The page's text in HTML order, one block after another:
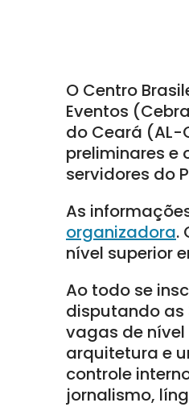
O Centro
Eventos
do Ceará (AL-
preliminares e
servidores do
As
organizadora.
nível superior
Ao todo se
disputando as
vagas de
arquitetura e
controle
jornalismo,